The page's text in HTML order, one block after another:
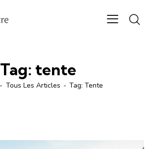
Tag: tente
Tous Les Articles Tag: Tente